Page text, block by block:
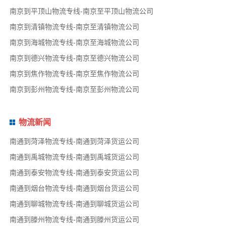
南京到平顶山物流专线-南京至平顶山物流公司
南京到清镇物流专线-南京至清镇物流公司
南京到海城物流专线-南京至海城物流公司
南京到德兴物流专线-南京至德兴物流公司
南京到焦作物流专线-南京至焦作物流公司
南京到彭州物流专线-南京至彭州物流公司
物流新闻
南通到菏泽物流专线-南通到菏泽货运公司
南通到禹城物流专线-南通到禹城货运公司
南通到泰安物流专线-南通到泰安货运公司
南通到烟台物流专线-南通到烟台货运公司
南通到聊城物流专线-南通到聊城货运公司
南通到滕州物流专线-南通到滕州货运公司